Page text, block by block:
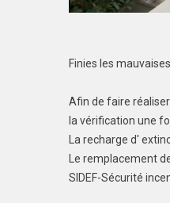
Finies les
Afin de faire
la vérification une
La recharge d'
Le remplacement
SIDEF-Sécurité